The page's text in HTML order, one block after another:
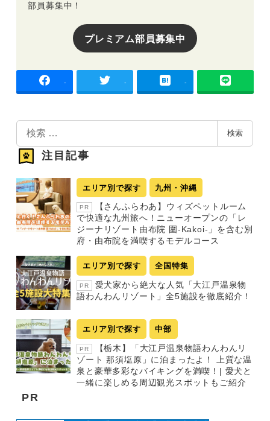
部員募集中！
プレミアム部員募集中
- - -
検
索
検索
注目記事
エリア別で探す 九州・沖縄
PR
【さんふらわあ】ウィズペットルーム
で快適な九州旅へ！ニューオープンの「レ
ジーナリゾート由布院 圍-Kakoi-」を含む別
府・由布院を満喫するモデルコース
エリア別で探す 全国特集
PR
愛犬家から絶大な人気「大江戸温泉物
語わんわんリゾート」全5施設を徹底紹介！
エリア別で探す 中部
PR
【栃木】「大江戸温泉物語わんわんリ
ゾート 那須塩原」に泊まったよ！ 上質な温
泉と豪華多彩なバイキングを満喫！| 愛犬と
一緒に楽しめる周辺観光スポットもご紹介
PR